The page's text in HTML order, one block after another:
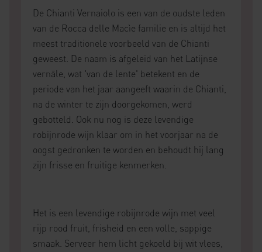
De Chianti Vernaiolo is een van de oudste leden
van de Rocca delle Macìe familie en is altijd het
meest traditionele voorbeeld van de Chianti
geweest. De naam is afgeleid van het Latijnse
vernāle, wat 'van de lente' betekent en de
periode van het jaar aangeeft waarin de Chianti,
na de winter te zijn doorgekomen, werd
gebotteld. Ook nu nog is deze levendige
robijnrode wijn klaar om in het voorjaar na de
oogst gedronken te worden en behoudt hij lang
zijn frisse en fruitige kenmerken.
Het is een levendige robijnrode wijn met veel
rijp rood fruit, frisheid en een volle, sappige
smaak. Serveer hem licht gekoeld bij wit vlees,